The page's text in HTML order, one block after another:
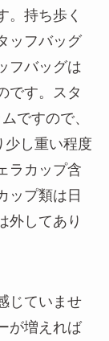
。持ち歩く
ッフバッグ
フバッグは
です。スタ
ですので、
少し重い程度
ラカップ含
ップ類は日
外してあり
じていませ
が増えれば